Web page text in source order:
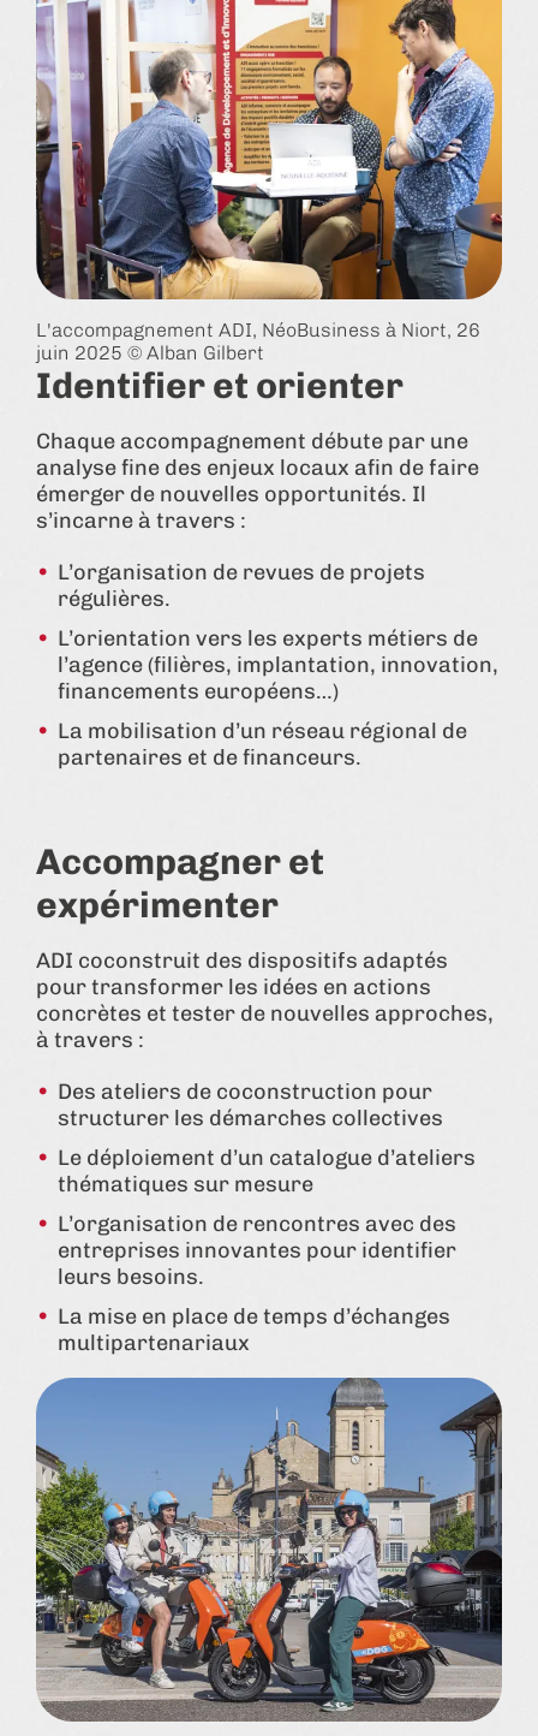
L'accompagnement ADI, NéoBusiness à Niort, 26
juin 2025 © Alban Gilbert
Identifier et orienter
Chaque accompagnement débute par une
analyse fine des enjeux locaux afin de faire
émerger de nouvelles opportunités. Il
s’incarne à travers :
L’organisation de revues de projets
régulières.
L’orientation vers les experts métiers de
l’agence (filières, implantation, innovation,
financements européens…)
La mobilisation d’un réseau régional de
partenaires et de financeurs.
Accompagner et
expérimenter
ADI coconstruit des dispositifs adaptés
pour transformer les idées en actions
concrètes et tester de nouvelles approches,
à travers :
Des ateliers de coconstruction pour
structurer les démarches collectives
Le déploiement d’un catalogue d’ateliers
thématiques sur mesure
L’organisation de rencontres avec des
entreprises innovantes pour identifier
leurs besoins.
La mise en place de temps d’échanges
multipartenariaux